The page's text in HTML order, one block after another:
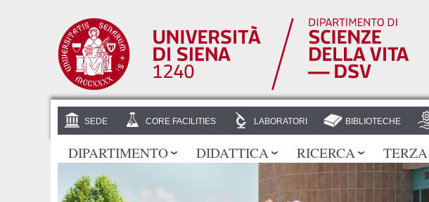
SEDE CORE FACILITIES LABORATORI BIBLIOTECHE
DIPARTIMENTO DIDATTICA RICERCA